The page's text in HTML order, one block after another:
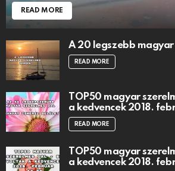
READ MORE
A 20 legszebb magyar
READ MORE
TOP50 magyar
a kedvencek 2018.
READ MORE
TOP50 magyar
a kedvencek 2018.